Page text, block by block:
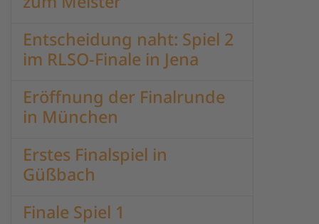
Entscheidung naht: Spiel 2
im RLSO-Finale in Jena
Eröffnung der Finalrunde
in München
Erstes Finalspiel in
Güßbach
Finale Spiel 1